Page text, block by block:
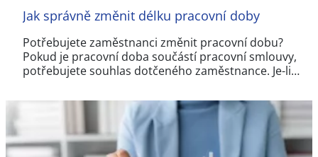
Jak správně změnit délku pracovní doby
Potřebujete zaměstnanci změnit pracovní dobu?
Pokud je pracovní doba součástí pracovní smlouvy,
potřebujete souhlas dotčeného zaměstnance. Je-li…